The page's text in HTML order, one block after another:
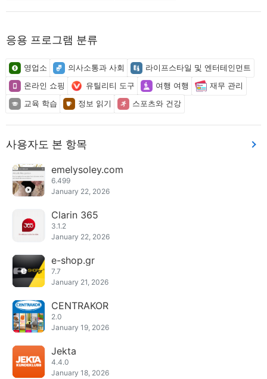
응용 프로그램 분류
영업소 의사소통과 사회
라이프스타일 및 엔터테인먼트
온라인 쇼핑
유틸리티 도구 여행 여행
재무 관리
교육 학습
정보 읽기 스포츠와 건강
사용자도 본 항목
emelysoley.com
6.499
January 22, 2026
Clarin 365
3.1.2
January 22, 2026
e-shop.gr
7.7
January 21, 2026
CENTRAKOR
2.0
January 19, 2026
Jekta
4.4.0
January 18, 2026